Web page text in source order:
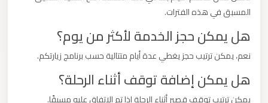
المسبق في هذه الفترات.
هل يمكن حجز الخدمة لأكثر من يوم؟
نعم، يمكن ترتيب حجز يغطي عدة أيام متتالية حسب برنامج زيارتكم.
هل يمكن إضافة توقف أثناء الرحلة؟
يمكن ترتيب توقف قصير أثناء الرحلة إذا تم الاتفاق عليه مسبقًا.